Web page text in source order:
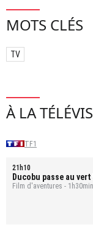
MOTS CLÉS
TV
À LA
TF1
21h10
Ducobu passe au vert
Film d'aventures - 1h30min.